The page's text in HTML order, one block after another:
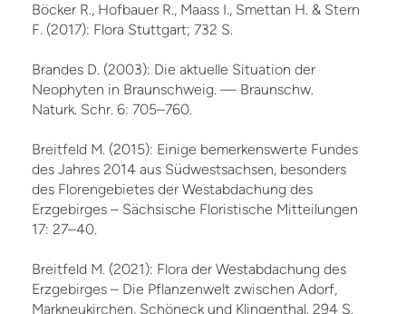
Böcker R., Hofbauer R., Maass I., Smettan H. & Stern
F. (2017): Flora Stuttgart; 732 S.
Brandes D. (2003): Die aktuelle Situation der
Neophyten in Braunschweig. — Braunschw.
Naturk. Schr. 6: 705–760.
Breitfeld M. (2015): Einige bemerkenswerte Fundes
des Jahres 2014 aus Südwestsachsen, besonders
des Florengebietes der Westabdachung des
Erzgebirges – Sächsische Floristische Mitteilungen
17: 27–40.
Breitfeld M. (2021): Flora der Westabdachung des
Erzgebirges – Die Pflanzenwelt zwischen Adorf,
Markneukirchen, Schöneck und Klingenthal. 294 S.